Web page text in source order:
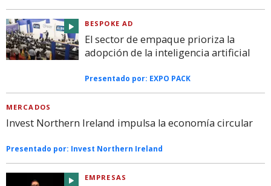
BESPOKE AD
El sector de empaque prioriza la
adopción de la inteligencia artificial
Presentado por: EXPO PACK
MERCADOS
Invest Northern Ireland impulsa la economía circular
Presentado por: Invest Northern Ireland
EMPRESAS